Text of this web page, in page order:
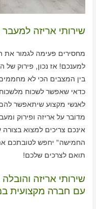
שירותי אריזה
מחסירים פעימה לגמור
למענכם! אז נכון, פירוק של
בין המצבים הכי לא
כדאי שאפשר לשכוח
לאנשי מקצוע שיתאפשר
מדובר על אריזה ופירוק
אינכם צריכים למצוא
תואם לצרכים שלכם!
שירותי אריזה
עם חברה מקצועית